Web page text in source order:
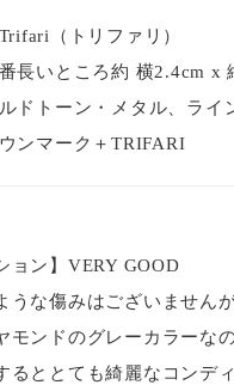
（トリファリ）
長いところ約 横2.4cm x
ドトーン・メタル、ライ
ンマーク＋TRIFARI
ョン】VERY GOOD
うな傷みはございません
モンドのグレーカラーな
るととても綺麗なコンデ